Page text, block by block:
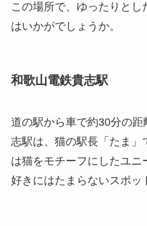
この場所で、ゆったりとし
はいかがでしょうか。
和歌山電鉄貴志駅
道の駅から車で約30分の
志駅は、猫の駅長「たま」
は猫をモチーフにしたユニ
好きにはたまらないスポッ